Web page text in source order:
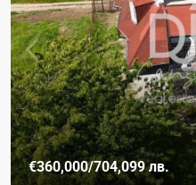
€360,000/704,099 лв.